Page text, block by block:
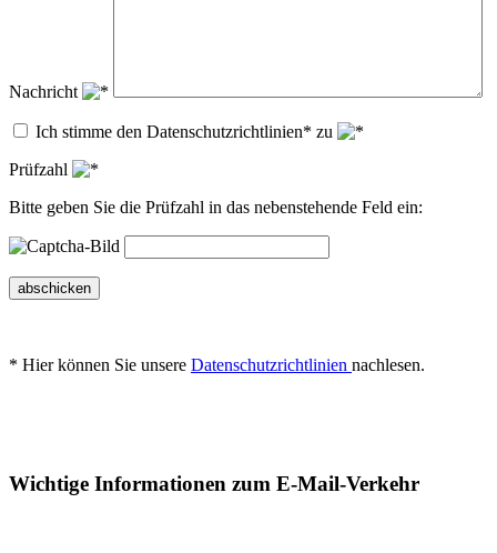
Nachricht
Ich stimme den Datenschutzrichtlinien* zu
Prüfzahl
Bitte geben Sie die Prüfzahl in das nebenstehende Feld ein:
abschicken
* Hier können Sie unsere Datenschutzrichtlinien nachlesen.
Wichtige Informationen zum E-Mail-Verkehr